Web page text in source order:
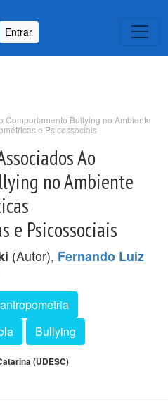
Entrar
Comportamento Bullying no Ambiente
e Psicossociais
Ao
no Ambiente
e Psicossociais
(Autor), Fernando Luiz
Bullying
(UDESC)